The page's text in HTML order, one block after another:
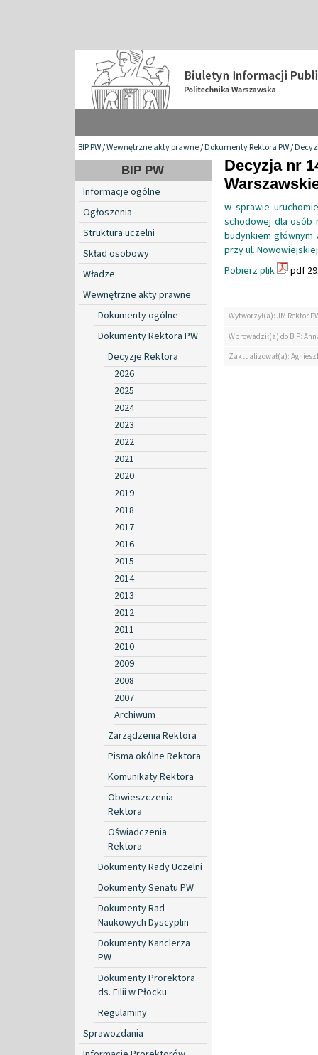
BIP PW/Wewnętrzne akty prawne/Dokumenty Rektora PW/
BIP PW
Informacje ogólne
Ogłoszenia
Struktura uczelni
Skład osobowy
Władze
Wewnętrzne akty prawne
Dokumenty ogólne
Dokumenty Rektora PW
Decyzje Rektora
2026
2025
2024
2023
2022
2021
2020
2019
2018
2017
2016
2015
2014
2013
2012
2011
2010
2009
2008
2007
Archiwum
Zarządzenia Rektora
Pisma okólne Rektora
Komunikaty Rektora
Obwieszczenia
Rektora
Oświadczenia
Rektora
Dokumenty Rady Uczelni
Dokumenty Senatu PW
Dokumenty Rad
Naukowych Dyscyplin
Dokumenty Kanclerza
PW
Dokumenty Prorektora
ds. Filii w Płocku
Regulaminy
Sprawozdania
Decyzja nr
w sprawie
schodowej dla osób
budynkiem
przy ul.
Pobierz plik
pdf
Wytworzył(a): JM Rektor
Wprowadził(a) do BIP:
Zaktualizował(a):